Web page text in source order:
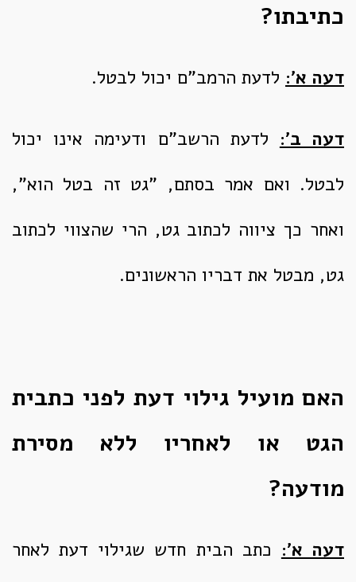
כתיבתו?
דעה א': לדעת הרמב"ם יכול לבטל.
דעה ב': לדעת הרשב"ם ודעימה אינו יכול
לבטל. ואם אמר בסתם, "גט זה בטל הוא",
ואחר כך ציווה לכתוב גט, הרי שהצווי לכתוב
גט, מבטל את דבריו הראשונים.
האם מועיל גילוי דעת לפני כתבית
הגט או לאחריו ללא מסירת
מודעה?
דעה א': כתב הבית חדש שגילוי דעת לאחר